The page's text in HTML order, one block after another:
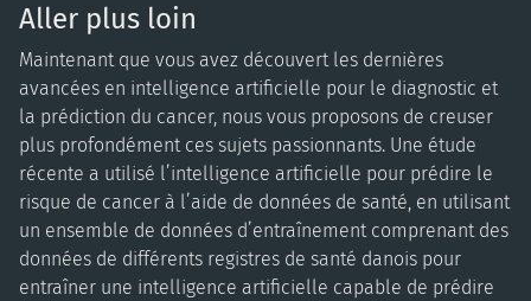
Aller plus loin
Maintenant que vous avez découvert les dernières
avancées en intelligence artificielle pour le diagnostic et
la prédiction du cancer, nous vous proposons de creuser
plus profondément ces sujets passionnants. Une étude
récente a utilisé l’intelligence artificielle pour prédire le
risque de cancer à l’aide de données de santé, en utilisant
un ensemble de données d’entraînement comprenant des
données de différents registres de santé danois pour
entraîner une intelligence artificielle capable de prédire